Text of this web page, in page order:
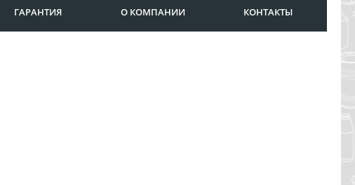
ГАРАНТИЯ О КОМПАНИИ КОНТАКТЫ